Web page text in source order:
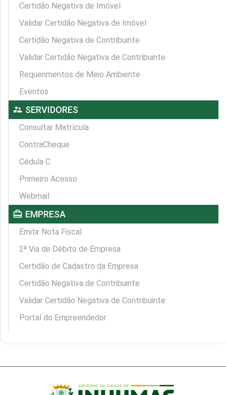
Certidão Negativa de Imóvel
Validar Certidão Negativa de Imóvel
Certidão Negativa de Contribuinte
Validar Certidão Negativa de Contribuinte
Requerimentos de Meio Ambiente
Eventos
supervisor_account SERVIDORES
Consultar Matrícula
ContraCheque
Cédula C
Primeiro Acesso
Webmail
card_travel EMPRESA
Emitir Nota Fiscal
2ª Via de Débito de Empresa
Certidão de Cadastro da Empresa
Certidão Negativa de Contribuinte
Validar Certidão Negativa de Contribuinte
Portal do Empreendedor